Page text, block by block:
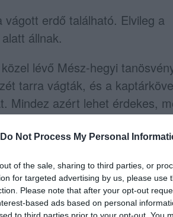
Do Not Process My Personal
of the sale, sharing to third parties, or
for targeted advertising by us, please use
Please note that after your opt-out
based ads based on personal
to third parties prior to your opt-out. You
erdő található. Elvileg a
állnak.
lévő Mész-hegyi
tarra vágták, és a
Mindez azért lehet érdekes,
a külön erre a célra tavaly
néhány napja: